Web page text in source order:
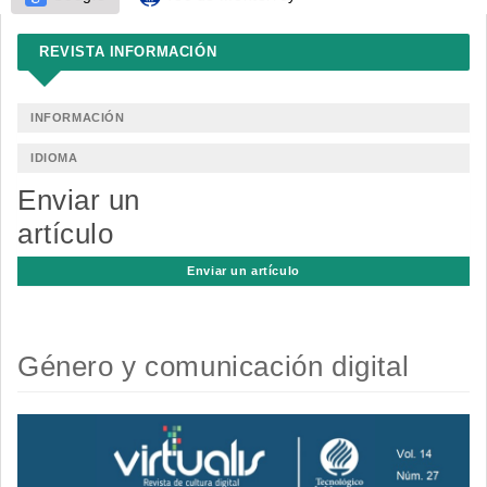
REVISTA INFORMACIÓN
INFORMACIÓN
IDIOMA
Enviar un
artículo
Enviar un artículo
Género y comunicación digital